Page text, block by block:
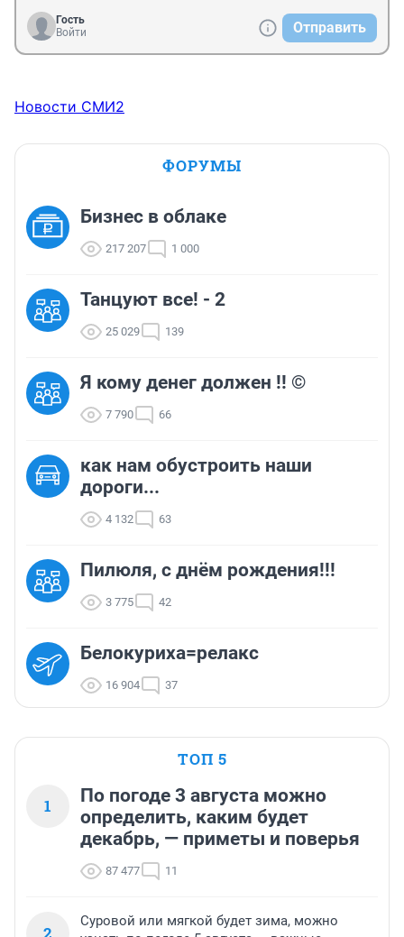
Гость
Войти
Отправить
Новости СМИ2
ФОРУМЫ
Бизнес в облаке
217 207 1 000
Танцуют все! - 2
25 029 139
Я кому денег должен !! ©
7 790 66
как нам обустроить наши
дороги...
4 132 63
Пилюля, с днём рождения!!!
3 775 42
Белокуриха=релакс
16 904 37
ТОП 5
1
По погоде 3 августа можно
определить, каким будет
декабрь, — приметы и поверья
87 477 11
Суровой или мягкой будет зима, можно